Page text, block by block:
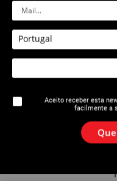
Aceito receber esta
facilmente a